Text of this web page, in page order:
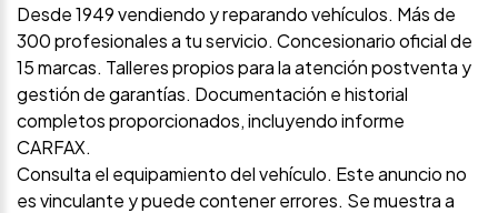
Desde 1949 vendiendo y reparando vehículos. Más de
300 profesionales a tu servicio. Concesionario oficial de
15 marcas. Talleres propios para la atención postventa y
gestión de garantías. Documentación e historial
completos proporcionados, incluyendo informe
CARFAX.
Consulta el equipamiento del vehículo. Este anuncio no
es vinculante y puede contener errores. Se muestra a